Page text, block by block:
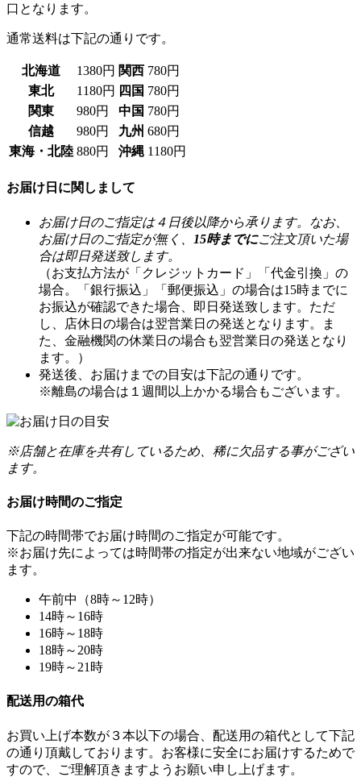
口となります。
通常送料は下記の通りです。
北海道 1380円 関西 780円
東北
1180円 四国 780円
関東
980円 中国 780円
信越
980円 九州 680円
東海・北陸 880円 沖縄 1180円
お届け日に関しまして
お届け日のご指定は４日後以降から承ります。なお、
お届け日のご指定が無く、
15時までにご注文頂いた場
合は即日発送致します。
（お支払方法が「クレジットカード」「代金引換」の
場合。「銀行振込」「郵便振込」の場合は15時までに
お振込が確認できた場合、即日発送致します。ただ
し、店休日の場合は翌営業日の発送となります。ま
た、金融機関の休業日の場合も翌営業日の発送となり
ます。）
発送後、お届けまでの目安は下記の通りです。
※離島の場合は１週間以上かかる場合もございます。
※店舗と在庫を共有しているため、稀に欠品する事がござい
ます。
お届け時間のご指定
下記の時間帯でお届け時間のご指定が可能です。
※お届け先によっては時間帯の指定が出来ない地域がござい
ます。
午前中（8時～12時）
14時～16時
16時～18時
18時～20時
19時～21時
配送用の箱代
お買い上げ本数が３本以下の場合、配送用の箱代として下記
の通り頂戴しております。お客様に安全にお届けするためで
すので、ご理解頂きますようお願い申し上げます。